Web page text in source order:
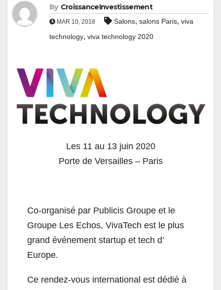
By CroissanceInvestissement
MAR 10, 2018 Salons, salons Paris, viva
technology, viva technology 2020
Les 11 au 13 juin 2020
Porte de Versailles – Paris
Co-organisé par Publicis Groupe et le
Groupe Les Echos, VivaTech est le plus
grand événement startup et tech d’
Europe.
Ce rendez-vous international est dédié à